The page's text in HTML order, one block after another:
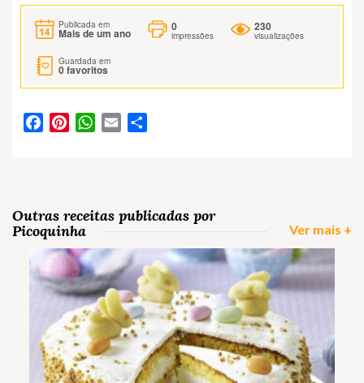
Publicada em
Mais de um ano
0
impressões
230
visualizações
Guardada em
0favoritos
FacebookPinterestWhatsApp
Email
Outras receitas publicadas por
Picoquinha
Ver mais +